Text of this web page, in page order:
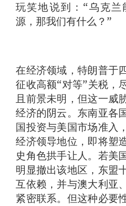
玩笑地说到：“乌克兰
源，那我们有什么？”
在经济领域，特朗普于
征收高额“对等”关税，
且前景未明，但这一威
经济的阴云。东南亚各
国投资与美国市场准入
经济领导地位，即将塑
史角色拱手让人。若美
明显撤出该地区，东盟
互依赖，并与澳大利亚
紧密联系。但这种必要